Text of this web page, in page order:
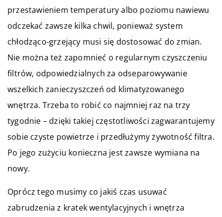
przestawieniem temperatury albo poziomu nawiewu
odczekać zawsze kilka chwil, ponieważ system
chłodząco-grzejący musi się dostosować do zmian.
Nie można też zapomnieć o regularnym czyszczeniu
filtrów, odpowiedzialnych za odseparowywanie
wszelkich zanieczyszczeń od klimatyzowanego
wnętrza. Trzeba to robić co najmniej raz na trzy
tygodnie – dzięki takiej częstotliwości zagwarantujemy
sobie czyste powietrze i przedłużymy żywotność filtra.
Po jego zużyciu konieczna jest zawsze wymiana na
nowy.
Oprócz tego musimy co jakiś czas usuwać
zabrudzenia z kratek wentylacyjnych i wnętrza